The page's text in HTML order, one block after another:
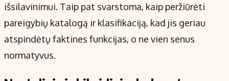
išsilavinimui. Taip pat svarstoma, kaip peržiūrėti
pareigybių katalogą ir klasifikaciją, kad jis geriau
atspindėtų faktines funkcijas, o ne vien senus
normatyvus.